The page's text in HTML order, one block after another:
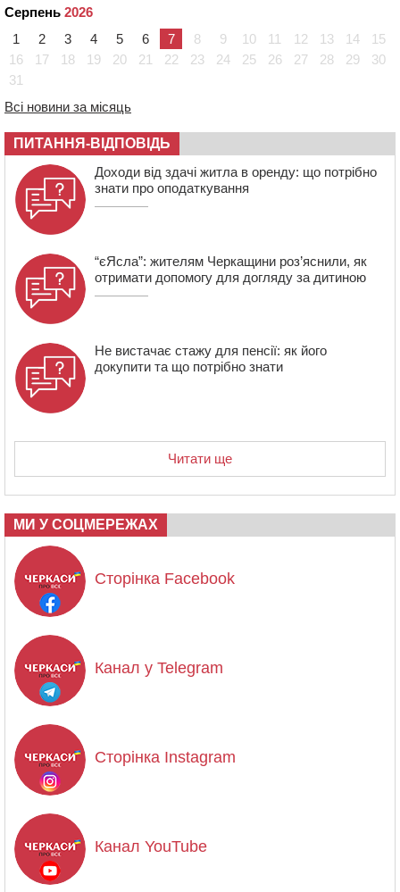
09:08 Встановити гойдалки, карусель і закупити іграшки: у
08:22
“На щиті” у Чорнобаївську громаду повертається
полеглий біля Кліщіївки воїн
сплатили на Черкащині
06 СЕРПНЯ 2026, ЧЕТВЕР
21:13 Вісім медалей, з яких чотири золоті: черкаські
спортсмени тріумфували на чемпіонаті України
Серпень 2026
1
2 3 4 5 6 7 8 9 10 11 12 13 14
15
16
17 18 19 20 21 22 23 24 25 26 27 28 29
30
31
Всі новини за місяць
ПИТАННЯ-ВІДПОВІДЬ
Доходи від здачі житла в оренду: що потрібно
знати про оподаткування
“єЯсла”: жителям Черкащини роз’яснили, як
отримати допомогу для догляду за дитиною
Не вистачає стажу для пенсії: як його
докупити та що потрібно знати
Читати ще
МИ У СОЦМЕРЕЖАХ
Сторінка Facebook
Канал у Telegram
Сторінка Instagram
Канал YouTube